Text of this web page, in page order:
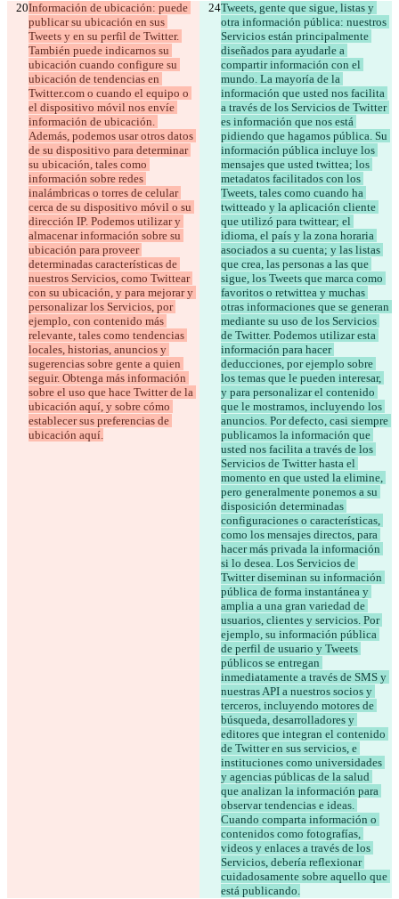
Información de ubicación: puede
publicar su ubicación en sus
Tweets y en su perfil de Twitter.
También puede indicarnos su
ubicación cuando configure su
ubicación de tendencias en
Twitter.com o cuando el equipo o
el dispositivo móvil nos envíe
información de ubicación.
Además, podemos usar otros datos
de su dispositivo para determinar
su ubicación, tales como
información sobre redes
inalámbricas o torres de celular
cerca de su dispositivo móvil o su
dirección IP. Podemos utilizar y
almacenar información sobre su
ubicación para proveer
determinadas características de
nuestros Servicios, como Twittear
con su ubicación, y para mejorar y
personalizar los Servicios, por
ejemplo, con contenido más
relevante, tales como tendencias
locales, historias, anuncios y
sugerencias sobre gente a quien
seguir. Obtenga más información
sobre el uso que hace Twitter de la
ubicación aquí, y sobre cómo
establecer sus preferencias de
ubicación aquí.
Tweets, gente que sigue, listas y
otra información pública: nuestros
Servicios están principalmente
diseñados para ayudarle a
compartir información con el
mundo. La mayoría de la
información que usted nos facilita
a través de los Servicios de Twitter
es información que nos está
pidiendo que hagamos pública. Su
información pública incluye los
mensajes que usted twittea; los
metadatos facilitados con los
Tweets, tales como cuando ha
twitteado y la aplicación cliente
que utilizó para twittear; el
idioma, el país y la zona horaria
asociados a su cuenta; y las listas
que crea, las personas a las que
sigue, los Tweets que marca como
favoritos o retwittea y muchas
otras informaciones que se generan
mediante su uso de los Servicios
de Twitter. Podemos utilizar esta
información para hacer
deducciones, por ejemplo sobre
los temas que le pueden interesar,
y para personalizar el contenido
que le mostramos, incluyendo los
anuncios. Por defecto, casi siempre
publicamos la información que
usted nos facilita a través de los
Servicios de Twitter hasta el
momento en que usted la elimine,
pero generalmente ponemos a su
disposición determinadas
configuraciones o características,
como los mensajes directos, para
hacer más privada la información
si lo desea. Los Servicios de
Twitter diseminan su información
pública de forma instantánea y
amplia a una gran variedad de
usuarios, clientes y servicios. Por
ejemplo, su información pública
de perfil de usuario y Tweets
públicos se entregan
inmediatamente a través de SMS y
nuestras API a nuestros socios y
terceros, incluyendo motores de
búsqueda, desarrolladores y
editores que integran el contenido
de Twitter en sus servicios, e
instituciones como universidades
y agencias públicas de la salud
que analizan la información para
observar tendencias e ideas.
Cuando comparta información o
contenidos como fotografías,
videos y enlaces a través de los
Servicios, debería reflexionar
cuidadosamente sobre aquello que
está publicando.